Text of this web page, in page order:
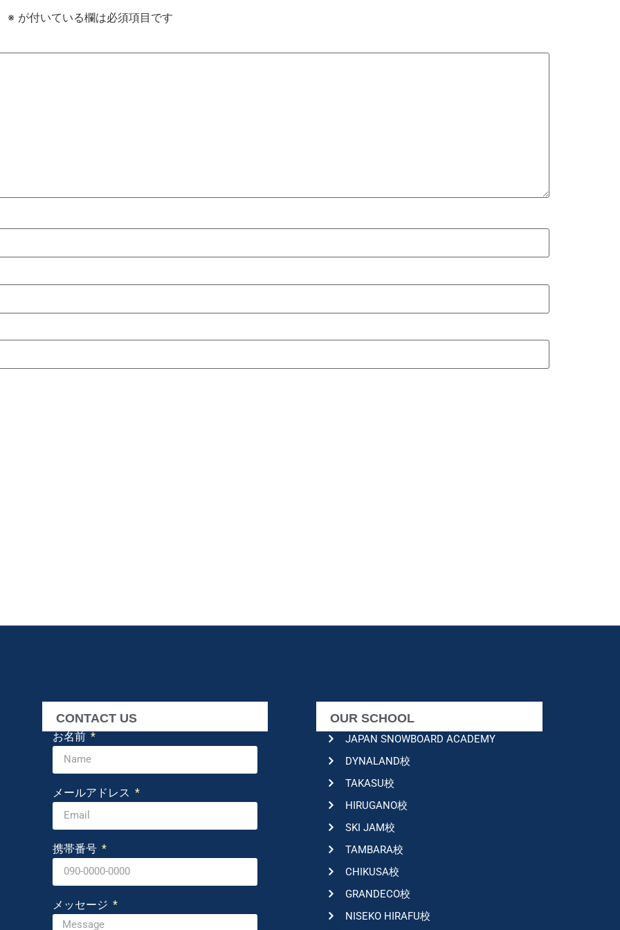
※ が付いている欄は必須項目です
CONTACT US
お名前
メールアドレス
携帯番号
メッセージ
OUR SCHOOL
JAPAN SNOWBOARD ACADEMY
DYNALAND校
TAKASU校
HIRUGANO校
SKI JAM校
TAMBARA校
CHIKUSA校
GRANDECO校
NISEKO HIRAFU校